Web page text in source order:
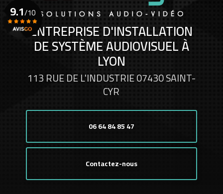
ENTREPRISE D'INSTALLATION
DE SYSTÈME AUDIOVISUEL À
LYON
113 RUE DE L'INDUSTRIE 07430 SAINT-
CYR
06 64 84 85 47
Contactez-nous
9.1/10
Voir le certificat